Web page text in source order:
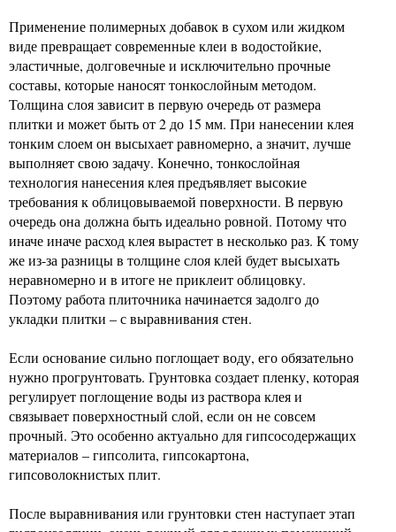
Применение полимерных добавок в сухом или жидком
виде превращает современные клеи в водостойкие,
эластичные, долговечные и исключительно прочные
составы, которые наносят тонкослойным методом.
Толщина слоя зависит в первую очередь от размера
плитки и может быть от 2 до 15 мм. При нанесении клея
тонким слоем он высыхает равномерно, а значит, лучше
выполняет свою задачу. Конечно, тонкослойная
технология нанесения клея предъявляет высокие
требования к облицовываемой поверхности. В первую
очередь она должна быть идеально ровной. Потому что
иначе иначе расход клея вырастет в несколько раз. К тому
же из-за разницы в толщине слоя клей будет высыхать
неравномерно и в итоге не приклеит облицовку.
Поэтому работа плиточника начинается задолго до
укладки плитки – с выравнивания стен.
Если основание сильно поглощает воду, его обязательно
нужно прогрунтовать. Грунтовка создает пленку, которая
регулирует поглощение воды из раствора клея и
связывает поверхностный слой, если он не совсем
прочный. Это особенно актуально для гипсосодержащих
материалов – гипсолита, гипсокартона,
гипсоволокнистых плит.
После выравнивания или грунтовки стен наступает этап